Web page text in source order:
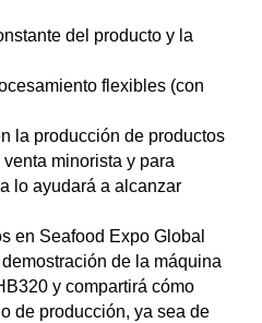
del producto y la
flexibles (con
la producción de productos
minorista y para
lo ayudará a alcanzar
en Seafood Expo Global
de la máquina
y compartirá cómo
de producción, ya sea de